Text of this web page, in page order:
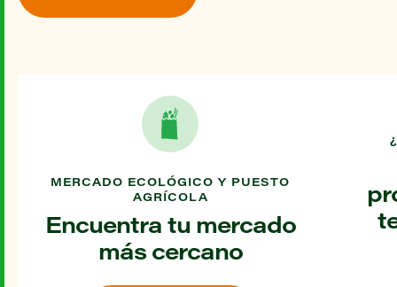
MERCADO ECOLÓGICO Y PUESTO
AGRÍCOLA
Encuentra tu mercado
más cercano